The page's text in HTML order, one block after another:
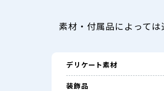
素材・付属品によって
デリケート素材
装飾品